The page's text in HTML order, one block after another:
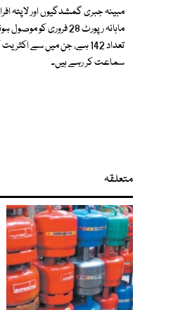
مبینہ جبری گمشدگیوں اور لاپتہ
سماعت کر رہے ہیں۔
متعلقہ